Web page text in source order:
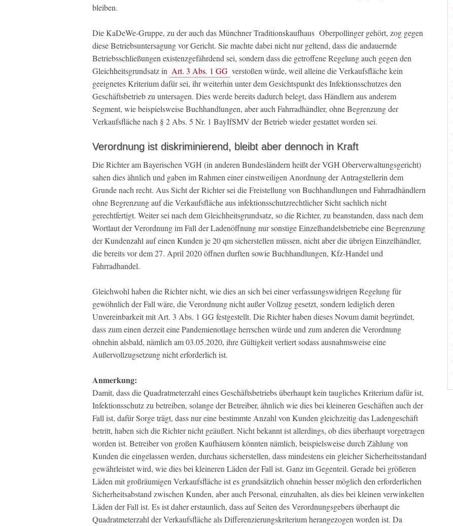
bleiben.
Die KaDeWe-Gruppe, zu der auch das Münchner Traditionskaufhaus Oberpollinger gehört, zog gegen
diese Betriebsuntersagung vor Gericht. Sie machte dabei nicht nur geltend, dass die andauernde
Betriebsschließungen existenzgefährdend sei, sondern dass die getroffene Regelung auch gegen den
Gleichheitsgrundsatz in Art. 3 Abs. 1 GG verstoßen würde, weil alleine die Verkaufsfläche kein
geeignetes Kriterium dafür sei, ihr weiterhin unter dem Gesichtspunkt des Infektionsschutzes den
Geschäftsbetrieb zu untersagen. Dies werde bereits dadurch belegt, dass Händlern aus anderem
Segment, wie beispielsweise Buchhandlungen, aber auch Fahrradhändler, ohne Begrenzung der
Verkaufsfläche nach § 2 Abs. 5 Nr. 1 BayIfSMV der Betrieb wieder gestattet worden sei.
Verordnung ist diskriminierend, bleibt aber dennoch in Kraft
Die Richter am Bayerischen VGH (in anderen Bundesländern heißt der VGH Oberverwaltungsgericht)
sahen dies ähnlich und gaben im Rahmen einer einstweiligen Anordnung der Antragstellerin dem
Grunde nach recht. Aus Sicht der Richter sei die Freistellung von Buchhandlungen und Fahrradhändlern
ohne Begrenzung auf die Verkaufsfläche aus infektionsschutzrechtlicher Sicht sachlich nicht
gerechtfertigt. Weiter sei nach dem Gleichheitsgrundsatz, so die Richter, zu beanstanden, dass nach dem
Wortlaut der Verordnung im Fall der Ladenöffnung nur sonstige Einzelhandelsbetriebe eine Begrenzung
der Kundenzahl auf einen Kunden je 20 qm sicherstellen müssen, nicht aber die übrigen Einzelhändler,
die bereits vor dem 27. April 2020 öffnen durften sowie Buchhandlungen, Kfz-Handel und
Fahrradhandel.
Gleichwohl haben die Richter nicht, wie dies an sich bei einer verfassungswidrigen Regelung für
gewöhnlich der Fall wäre, die Verordnung nicht außer Vollzug gesetzt, sondern lediglich deren
Unvereinbarkeit mit Art. 3 Abs. 1 GG festgestellt. Die Richter haben dieses Novum damit begründet,
dass zum einen derzeit eine Pandemienotlage herrschen würde und zum anderen die Verordnung
ohnehin alsbald, nämlich am 03.05.2020, ihre Gültigkeit verliert sodass ausnahmsweise eine
Außervollzugsetzung nicht erforderlich ist.
Anmerkung:
Damit, dass die Quadratmeterzahl eines Geschäftsbetriebs überhaupt kein taugliches Kriterium dafür ist,
Infektionsschutz zu betreiben, solange der Betreiber, ähnlich wie dies bei kleineren Geschäften auch der
Fall ist, dafür Sorge trägt, dass nur eine bestimmte Anzahl von Kunden gleichzeitig das Ladengeschäft
betritt, haben sich die Richter nicht geäußert. Nicht bekannt ist allerdings, ob dies überhaupt vorgetragen
worden ist. Betreiber von großen Kaufhäusern könnten nämlich, beispielsweise durch Zählung von
Kunden die eingelassen werden, durchaus sicherstellen, dass mindestens ein gleicher Sicherheitsstandard
gewährleistet wird, wie dies bei kleineren Läden der Fall ist. Ganz im Gegenteil. Gerade bei größeren
Läden mit großräumigen Verkaufsfläche ist es grundsätzlich ohnehin besser möglich den erforderlichen
Sicherheitsabstand zwischen Kunden, aber auch Personal, einzuhalten, als dies bei kleinen verwinkelten
Läden der Fall ist. Es ist daher erstaunlich, dass auf Seiten des Verordnungsgebers überhaupt die
Quadratmeterzahl der Verkaufsfläche als Differenzierungskriterium herangezogen worden ist. Da